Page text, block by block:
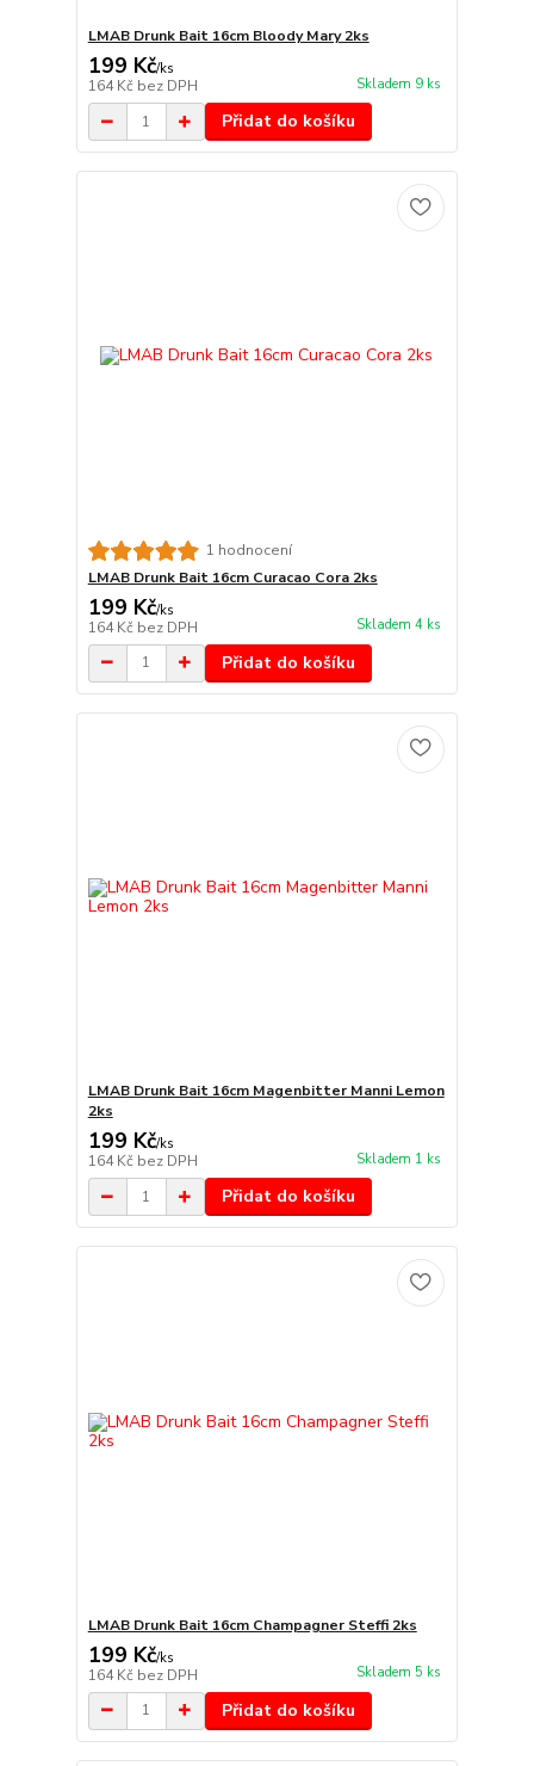
LMAB Drunk Bait 16cm Bloody Mary 2ks
199 Kč/ks
164 Kč bez DPH Skladem 9 ks
Přidat do košíku
1 hodnocení
LMAB Drunk Bait 16cm Curacao Cora 2ks
199 Kč/ks
164 Kč bez DPH Skladem 4 ks
Přidat do košíku
LMAB Drunk Bait 16cm Magenbitter Manni Lemon
2ks
199 Kč/ks
164 Kč bez DPH Skladem 1 ks
Přidat do košíku
LMAB Drunk Bait 16cm Champagner Steffi 2ks
199 Kč/ks
164 Kč bez DPH Skladem 5 ks
Přidat do košíku